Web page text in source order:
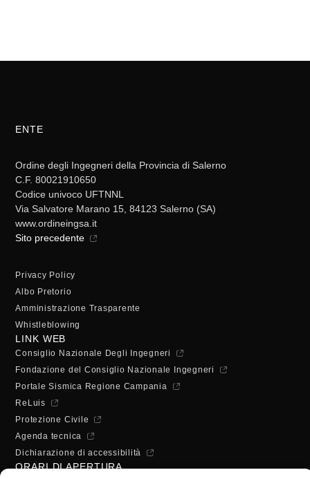
ENTE
Ordine degli Ingegneri della Provincia di Salerno
C.F. 80021910650
Codice univoco UFTNNL
Via Salvatore Marano 15, 84123 Salerno (SA)
www.ordineingsa.it
Sito precedente
Privacy Policy
Albo Pretorio
Amministrazione Trasparente
Whistleblowing
LINK WEB
Consiglio Nazionale Degli Ingegneri
Fondazione del Consiglio Nazionale Ingegneri
Portale Sismica Regione Campania
ReLuis
Protezione Civile
Agenda tecnica
Dichiarazione di accessibilità
ORARI DI APERTURA